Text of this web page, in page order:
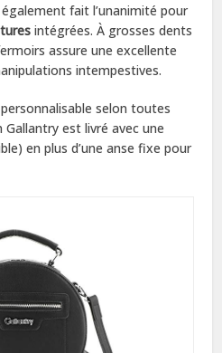
fait l’unanimité pour
intégrées. À grosses dents
assure une excellente
intempestives.
selon toutes
est livré avec une
en plus d’une anse fixe pour